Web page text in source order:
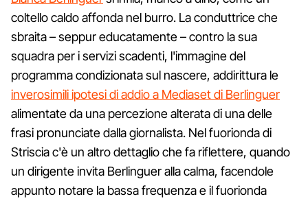
coltello caldo affonda nel burro. La conduttrice che
sbraita – seppur educatamente – contro la sua
squadra per i servizi scadenti, l'immagine del
programma condizionata sul nascere, addirittura le
inverosimili ipotesi di addio a Mediaset di Berlinguer
alimentate da una percezione alterata di una delle
frasi pronunciate dalla giornalista. Nel fuorionda di
Striscia c'è un altro dettaglio che fa riflettere, quando
un dirigente invita Berlinguer alla calma, facendole
appunto notare la bassa frequenza e il fuorionda